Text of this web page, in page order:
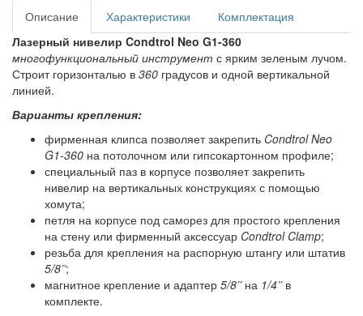
Описание Характеристики
Комплектация
Лазерный нивелир Condtrol Neo G1-360
многофункциональный инструмент с ярким зеленым лучом.
Строит горизонталью в 360 градусов и одной вертикальной
линией.
Варианты крепления:
фирменная клипса позволяет закрепить Condtrol Neo
G1-360 на потолочном или гипсокартонном профиле;
специальный паз в корпусе позволяет закрепить
нивелир на вертикальных конструкциях с помощью
хомута;
петля на корпусе под саморез для простого крепления
на стену или фирменный аксессуар Condtrol Clamp;
резьба для крепления на распорную штангу или штатив
5/8’’;
магнитное крепление и адаптер 5/8’’на 1/4’’в
комплекте.